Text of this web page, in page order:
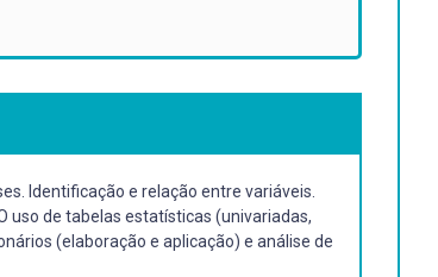
Identificação e relação entre variáveis.
uso de tabelas estatísticas (univariadas,
(elaboração e aplicação) e análise de